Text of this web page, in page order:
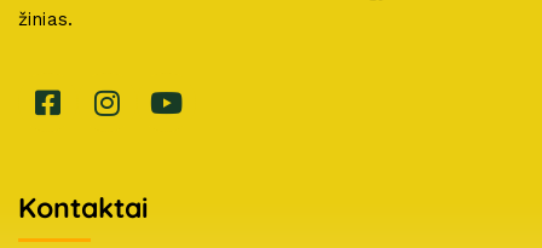
žinias.
Kontaktai